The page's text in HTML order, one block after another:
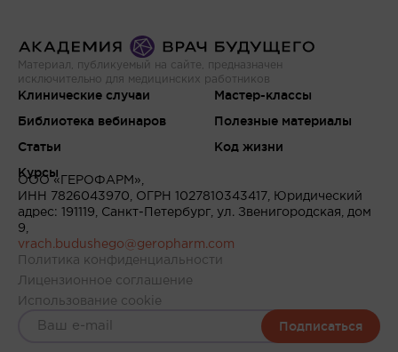
Материал, публикуемый на сайте, предназначен
исключительно для медицинских работников
Клинические случаи
Библиотека вебинаров
Статьи
Курсы
Мастер-классы
Полезные материалы
Код жизни
ООО «ГЕРОФАРМ»,
ИНН 7826043970, ОГРН 1027810343417, Юридический
адрес: 191119, Санкт-Петербург, ул. Звенигородская, дом
9,
vrach.budushego@geropharm.com
Политика конфиденциальности
Лицензионное соглашение
Использование cookie
Подписаться